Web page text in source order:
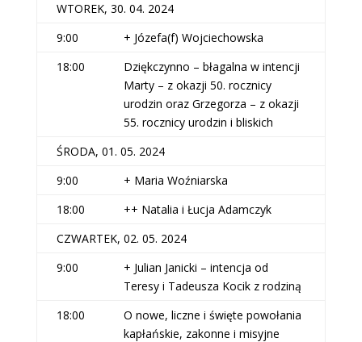
WTOREK, 30. 04. 2024
9:00
+ Józefa(f) Wojciechowska
18:00
Dziękczynno – błagalna w intencji
Marty – z okazji 50. rocznicy
urodzin oraz Grzegorza – z okazji
55. rocznicy urodzin i bliskich
ŚRODA, 01. 05. 2024
9:00
+ Maria Woźniarska
18:00
++ Natalia i Łucja Adamczyk
CZWARTEK, 02. 05. 2024
9:00
+ Julian Janicki – intencja od
Teresy i Tadeusza Kocik z rodziną
18:00
O nowe, liczne i święte powołania
kapłańskie, zakonne i misyjne